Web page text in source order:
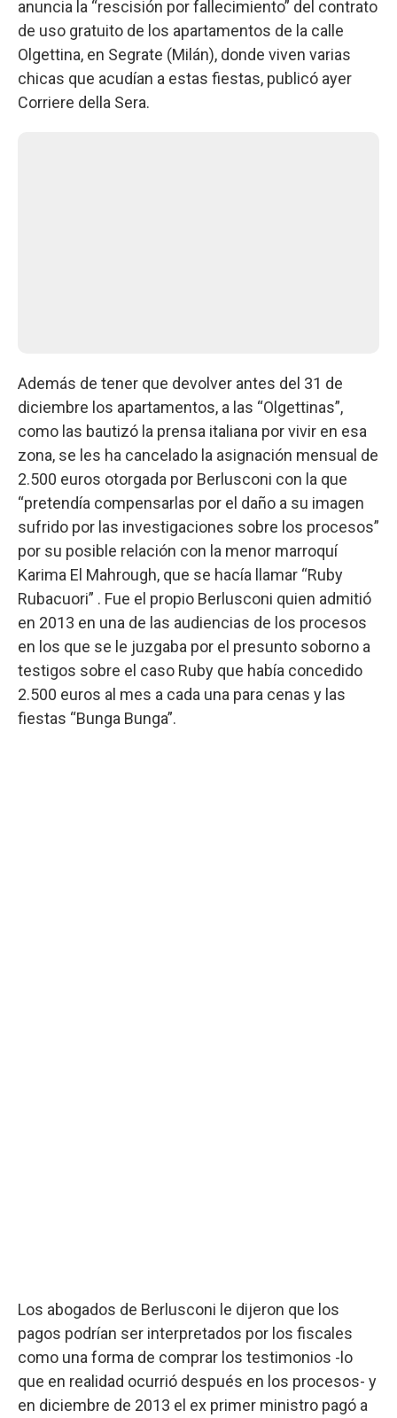
anuncia la “rescisión por fallecimiento” del contrato
de uso gratuito de los apartamentos de la calle
Olgettina, en Segrate (Milán), donde viven varias
chicas que acudían a estas fiestas, publicó ayer
Corriere della Sera.
Además de tener que devolver antes del 31 de
diciembre los apartamentos, a las “Olgettinas”,
como las bautizó la prensa italiana por vivir en esa
zona, se les ha cancelado la asignación mensual de
2.500 euros otorgada por Berlusconi con la que
“pretendía compensarlas por el daño a su imagen
sufrido por las investigaciones sobre los procesos”
por su posible relación con la menor marroquí
Karima El Mahrough, que se hacía llamar “Ruby
Rubacuori” . Fue el propio Berlusconi quien admitió
en 2013 en una de las audiencias de los procesos
en los que se le juzgaba por el presunto soborno a
testigos sobre el caso Ruby que había concedido
2.500 euros al mes a cada una para cenas y las
fiestas “Bunga Bunga”.
Los abogados de Berlusconi le dijeron que los
pagos podrían ser interpretados por los fiscales
como una forma de comprar los testimonios -lo
que en realidad ocurrió después en los procesos- y
en diciembre de 2013 el ex primer ministro pagó a